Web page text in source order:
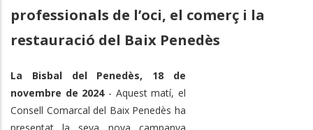
professionals de l’oci, el comerç i la
restauració del Baix Penedès
La Bisbal del Penedès, 18 de
novembre de 2024- Aquest matí, el
Consell Comarcal del Baix Penedès ha